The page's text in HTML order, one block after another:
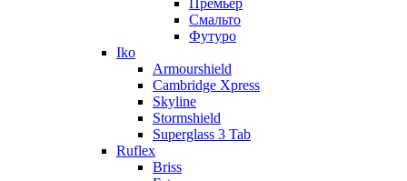
Смальто
Футуро
Iko
Armourshield
Cambridge Xpress
Skyline
Stormshield
Superglass 3 Tab
Ruflex
Briss